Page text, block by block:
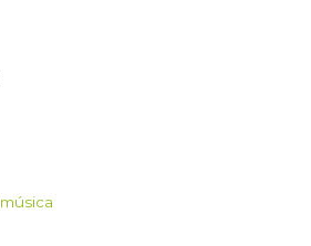
música